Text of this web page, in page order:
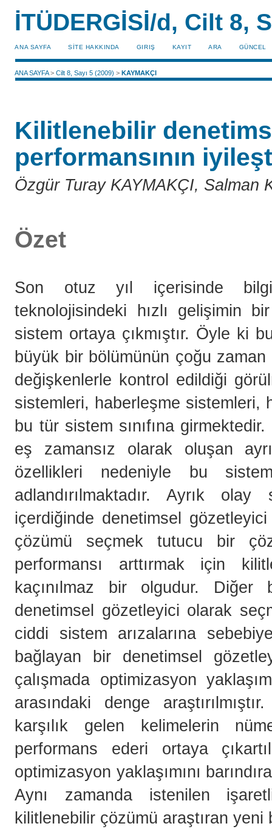
İTÜDERGİSİ/d, Cilt 8,
ANA SAYFA SİTE HAKKINDA GIRIŞ KAYIT ARA GÜNCEL
ANA SAYFA>Cilt 8, Sayı 5 (2009) >KAYMAKÇI
Kilitlenebilir
performansının
Özgür Turay KAYMAKÇI, Salman
Özet
Son otuz yıl içerisinde
teknolojisindeki hızlı gelişimin
sistem ortaya çıkmıştır. Öyle ki
büyük bir bölümünün çoğu zaman
değişkenlerle kontrol edildiği
sistemleri, haberleşme sistemleri,
bu tür sistem sınıfına
eş zamansız olarak oluşan
özellikleri nedeniyle bu
adlandırılmaktadır. Ayrık
içerdiğinde denetimsel
çözümü seçmek tutucu bir
performansı arttırmak için
kaçınılmaz bir olgudur. Diğer
denetimsel gözetleyici olarak
ciddi sistem arızalarına
bağlayan bir denetimsel
çalışmada optimizasyon
arasındaki denge
karşılık gelen kelimelerin
performans ederi ortaya
optimizasyon yaklaşımını
Aynı zamanda istenilen
kilitlenebilir çözümü araştıran